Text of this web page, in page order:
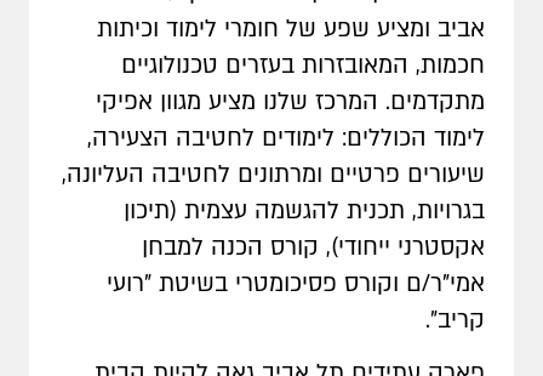
אביב ומציע שפע של חומרי לימוד וכיתות
חכמות, המאובזרות בעזרים טכנולוגיים
מתקדמים. המרכז שלנו מציע מגוון אפיקי
לימוד הכוללים: לימודים לחטיבה הצעירה,
שיעורים פרטיים ומרתונים לחטיבה העליונה,
בגרויות, תכנית להגשמה עצמית (תיכון
אקסטרני ייחודי), קורס הכנה למבחן
אמי"ר/ם וקורס פסיכומטרי בשיטת "רועי
קריב".